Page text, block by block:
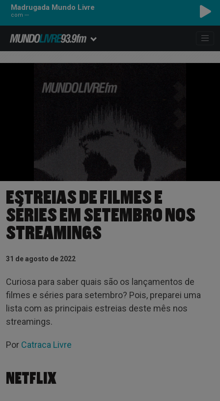
Madrugada Mundo Livre
com ---
ESTREIAS DE FILMES E
SÉRIES EM SETEMBRO NOS
STREAMINGS
31 de agosto de 2022
Curiosa para saber quais são os lançamentos de
filmes e séries para setembro? Pois, preparei uma
lista com as principais estreias deste mês nos
streamings.
Por Catraca Livre
NETFLIX